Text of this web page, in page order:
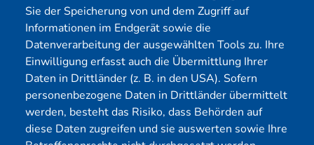
Sie der Speicherung von und dem Zugriff auf
Informationen im Endgerät sowie die
Datenverarbeitung der ausgewählten Tools zu. Ihre
Einwilligung erfasst auch die Übermittlung Ihrer
Daten in Drittländer (z. B. in den USA). Sofern
personenbezogene Daten in Drittländer übermittelt
werden, besteht das Risiko, dass Behörden auf
diese Daten zugreifen und sie auswerten sowie Ihre
Mitglied